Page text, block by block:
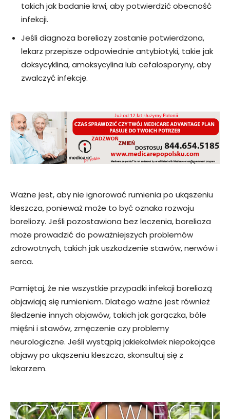
takich jak badanie krwi, aby potwierdzić obecność
infekcji.
Jeśli diagnoza boreliozy zostanie potwierdzona,
lekarz przepisze odpowiednie antybiotyki, takie jak
doksycyklina, amoksycylina lub cefalosporyny, aby
zwalczyć infekcję.
Ważne jest, aby nie ignorować rumienia po ukąszeniu
kleszcza, ponieważ może to być oznaka rozwoju
boreliozy. Jeśli pozostawiona bez leczenia, borelioza
może prowadzić do poważniejszych problemów
zdrowotnych, takich jak uszkodzenie stawów, nerwów i
serca.
Pamiętaj, że nie wszystkie przypadki infekcji boreliozą
objawiają się rumieniem. Dlatego ważne jest również
śledzenie innych objawów, takich jak gorączka, bóle
mięśni i stawów, zmęczenie czy problemy
neurologiczne. Jeśli wystąpią jakiekolwiek niepokojące
objawy po ukąszeniu kleszcza, skonsultuj się z
lekarzem.